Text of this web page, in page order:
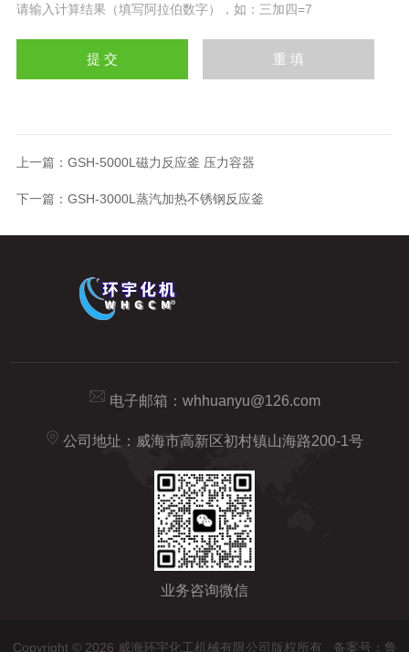
请输入计算结果（填写阿拉伯数字），如：三加四=7
上一篇： GSH-5000L磁力反应釜 压力容器
下一篇： GSH-3000L蒸汽加热不锈钢反应釜
电子邮箱： whhuanyu@126.com
公司地址：威海市高新区初村镇山海路200-1号
业务咨询微信
Copyright © 2026 威海环宇化工机械有限公司版权所有 备案号：鲁